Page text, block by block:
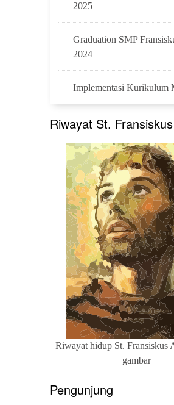
2025
Graduation SMP
2024
Implementasi Kurikulum
Riwayat St.
Riwayat hidup St. Fransiskus
gambar
Pengunjung